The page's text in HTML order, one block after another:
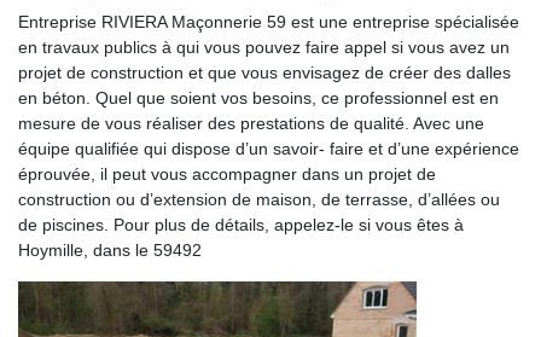
Entreprise RIVIERA Maçonnerie 59 est une entreprise spécialisée
en travaux publics à qui vous pouvez faire appel si vous avez un
projet de construction et que vous envisagez de créer des dalles
en béton. Quel que soient vos besoins, ce professionnel est en
mesure de vous réaliser des prestations de qualité. Avec une
équipe qualifiée qui dispose d’un savoir- faire et d’une expérience
éprouvée, il peut vous accompagner dans un projet de
construction ou d’extension de maison, de terrasse, d’allées ou
de piscines. Pour plus de détails, appelez-le si vous êtes à
Hoymille, dans le 59492